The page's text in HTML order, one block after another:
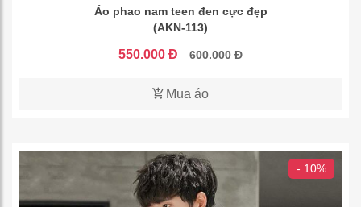
Áo phao nam teen đen cực đẹp
(AKN-113)
550.000 Đ 600.000 Đ
Mua áo
- 10%